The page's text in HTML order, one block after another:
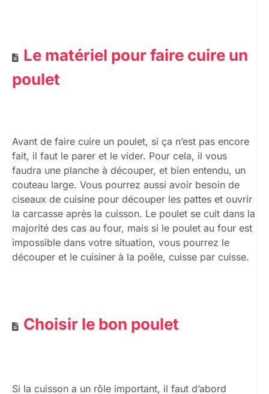
Le matériel pour faire cuire un
poulet
Avant de faire cuire un poulet, si ça n’est pas encore
fait, il faut le parer et le vider. Pour cela, il vous
faudra une planche à découper, et bien entendu, un
couteau large. Vous pourrez aussi avoir besoin de
ciseaux de cuisine pour découper les pattes et ouvrir
la carcasse après la cuisson. Le poulet se cuit dans la
majorité des cas au four, mais si le poulet au four est
impossible dans votre situation, vous pourrez le
découper et le cuisiner à la poêle, cuisse par cuisse.
Choisir le bon poulet
Si la cuisson a un rôle important, il faut d’abord